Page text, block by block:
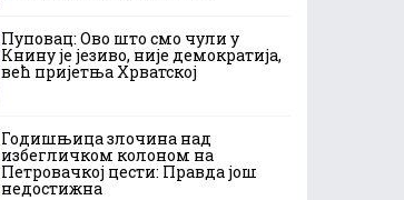
Пуповац: Ово што смо чули у
Книну је језиво, није демократија,
већ пријетња Хрватској
Годишњица злочина над
избегличком колоном на
Петровачкој цести: Правда још
недостижна